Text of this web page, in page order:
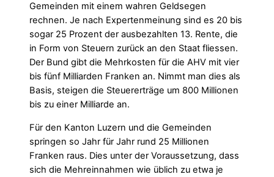
Gemeinden mit einem wahren Geldsegen
rechnen. Je nach Expertenmeinung sind es 20 bis
sogar 25 Prozent der ausbezahlten 13. Rente, die
in Form von Steuern zurück an den Staat fliessen.
Der Bund gibt die Mehrkosten für die AHV mit vier
bis fünf Milliarden Franken an. Nimmt man dies als
Basis, steigen die Steuererträge um 800 Millionen
bis zu einer Milliarde an.
Für den Kanton Luzern und die Gemeinden
springen so Jahr für Jahr rund 25 Millionen
Franken raus. Dies unter der Voraussetzung, dass
sich die Mehreinnahmen wie üblich zu etwa je